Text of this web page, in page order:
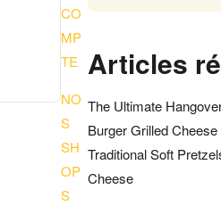
Articles
The Ultimate
Burger Grilled Cheese
Traditional Soft
Cheese
CO
MP
TE
NO
S
SH
OP
S